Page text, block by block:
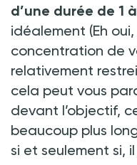
d’une durée de 1
idéalement (Eh
concentration de
relativement
cela peut vous
devant l’objectif,
beaucoup plus
si et seulement si,